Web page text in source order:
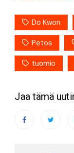
Do Kwon
Petos
tuomio
Jaa tämä